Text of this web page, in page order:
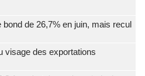
de 26,7% en juin, mais recul
visage des exportations